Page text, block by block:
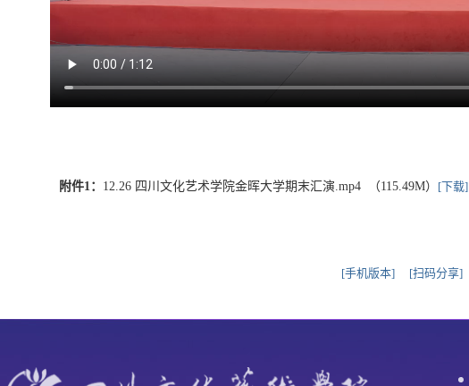
附件1： 12.26 四川文化艺术学院金晖大学期末汇演.mp4 （115.49M） [下载]
[手机版本] [扫码分享]